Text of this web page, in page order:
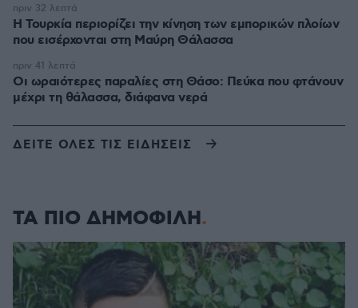
Η Τουρκία περιορίζει την κίνηση των εμπορικών πλοίων
που εισέρχονται στη Μαύρη Θάλασσα
πριν 32 λεπτά
Οι ωραιότερες παραλίες στη Θάσο: Πεύκα που φτάνουν
μέχρι τη θάλασσα, διάφανα νερά
πριν 41 λεπτά
ΔΕΙΤΕ ΟΛΕΣ ΤΙΣ ΕΙΔΗΣΕΙΣ
ΤΑ ΠΙΟ ΔΗΜΟΦΙΛΗ